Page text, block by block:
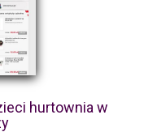
hurtownia w